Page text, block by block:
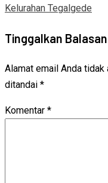
Kelurahan Tegalgede
Tinggalkan Balasan
Alamat email Anda tidak
ditandai *
Komentar *